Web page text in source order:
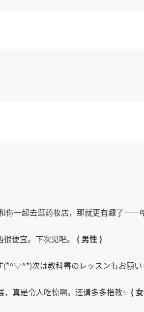
你一起去逛药妆店，那就更有趣了——
便宜。下次见吧。 ( 男性 )
次は教科書のレッスンもお願
真是令人吃惊啊。还请多多指教✨ (